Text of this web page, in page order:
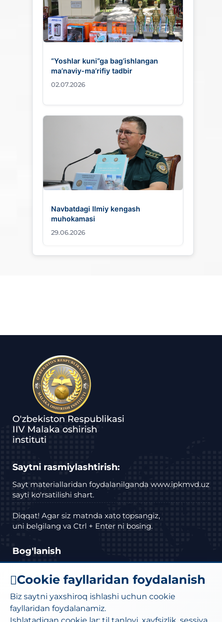
“Yoshlar kuni”ga bag‘ishlangan
ma’naviy-ma’rifiy tadbir
02.07.2026
Navbatdagi Ilmiy kengash
muhokamasi
29.06.2026
Cookie fayllaridan foydalanish
Biz saytni yaxshiroq ishlashi uchun cookie
fayllaridan foydalanamiz.
O'zbekiston Respublikasi
IIV Malaka oshirish
instituti
Saytni rasmiylashtirish:
Sayt materiallaridan foydalanilganda www.ipkmvd.uz
sayti ko'rsatilishi shart.
Diqqat! Agar siz matnda xato topsangiz,
uni belgilang va Ctrl + Enter ni bosing.
Bog'lanish
Husayn Boyqaro ko'chasi, 27a-uy.
Telefon :(71) 295-34-18 , (71)295-34-19